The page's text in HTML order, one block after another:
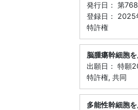
発行日： 第
登録日： 2025
特許権
脳腫瘍幹細胞
出願日： 特
特許権, 共同
多能性幹細胞